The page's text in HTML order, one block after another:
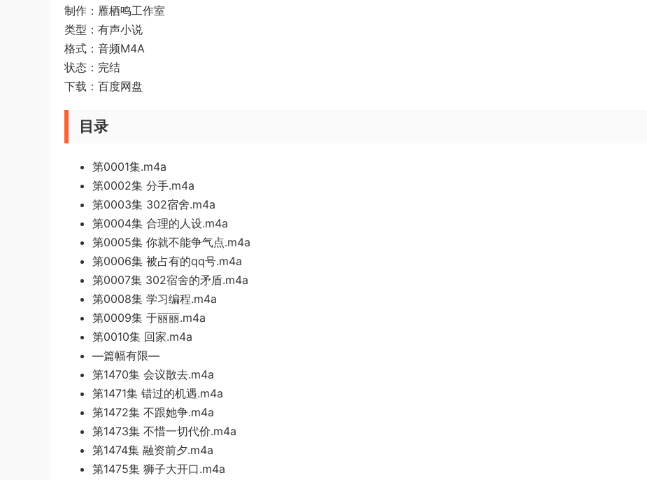
制作：雁栖鸣工作室
类型：有声小说
格式：音频M4A
状态：完结
下载：百度网盘
目录
第0001集.m4a
第0002集 分手.m4a
第0003集 302宿舍.m4a
第0004集 合理的人设.m4a
第0005集 你就不能争气点.m4a
第0006集 被占有的qq号.m4a
第0007集 302宿舍的矛盾.m4a
第0008集 学习编程.m4a
第0009集 于丽丽.m4a
第0010集 回家.m4a
—篇幅有限—
第1470集 会议散去.m4a
第1471集 错过的机遇.m4a
第1472集 不跟她争.m4a
第1473集 不惜一切代价.m4a
第1474集 融资前夕.m4a
第1475集 狮子大开口.m4a